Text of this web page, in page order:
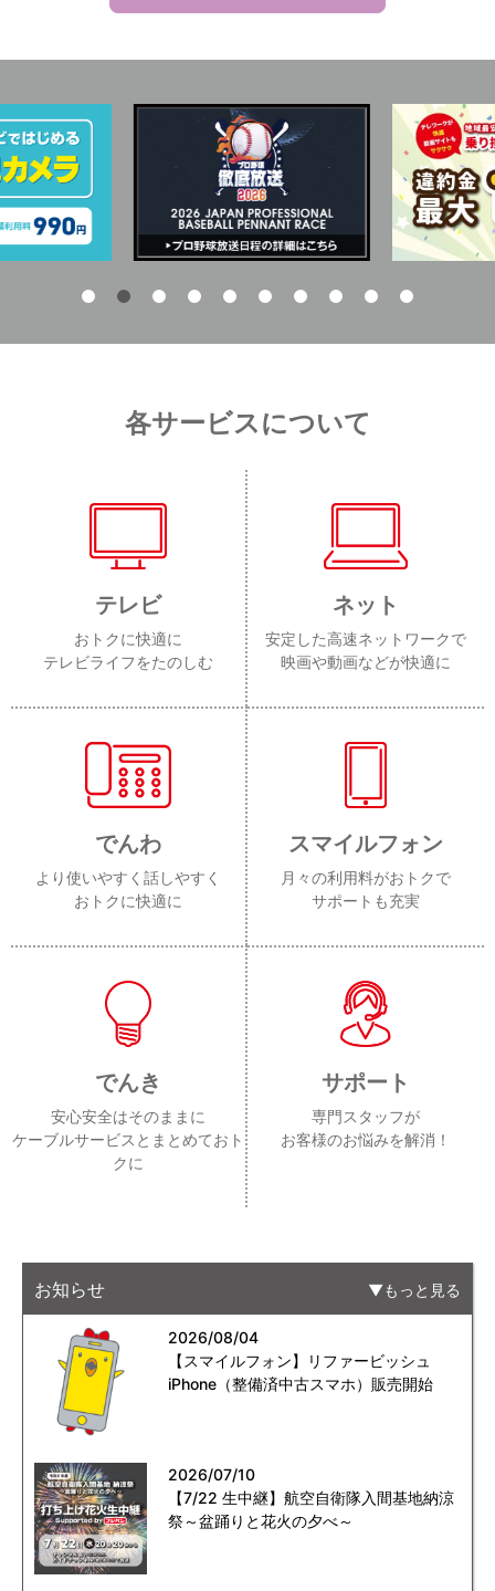
各サービスについて
テレビ
おトクに快適に
テレビライフをたのしむ
ネット
安定した高速ネットワークで
映画や動画などが快適に
でんわ
より使いやすく話しやすく
おトクに快適に
スマイルフォン
月々の利用料がおトクで
サポートも充実
でんき
安心安全はそのままに
ケーブルサービスとまとめておト
クに
サポート
専門スタッフが
お客様のお悩みを解消！
お知らせ もっと見る
2026/08/04
【スマイルフォン】リファービッシュ
iPhone（整備済中古スマホ）販売開始
2026/07/10
【7/22 生中継】航空自衛隊入間基地納涼
祭～盆踊りと花火の夕べ～